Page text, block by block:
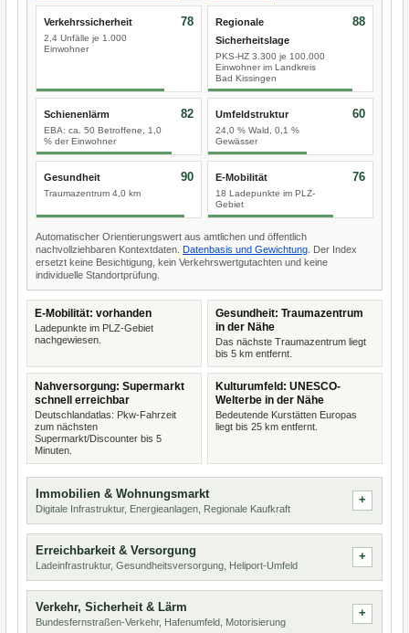
Verkehrssicherheit
2,4 Unfälle je 1.000
Einwohner
78
Regionale
Sicherheitslage
PKS-HZ 3.300 je 100.000
Einwohner im Landkreis
Bad Kissingen
88
Schienenlärm
EBA: ca. 50 Betroffene, 1,0
% der Einwohner
82 Umfeldstruktur
24,0 % Wald, 0,1 %
Gewässer
60
Gesundheit
Traumazentrum 4,0 km
90 E-Mobilität
18 Ladepunkte im PLZ-
Gebiet
76
Automatischer Orientierungswert aus amtlichen und öffentlich
nachvollziehbaren Kontextdaten. Datenbasis und Gewichtung . Der Index
ersetzt keine Besichtigung, kein Verkehrswertgutachten und keine
individuelle Standortprüfung.
E-Mobilität: vorhanden
Ladepunkte im PLZ-Gebiet
nachgewiesen.
Gesundheit: Traumazentrum
in der Nähe
Das nächste Traumazentrum liegt
bis 5 km entfernt.
Nahversorgung: Supermarkt
schnell erreichbar
Deutschlandatlas: Pkw-Fahrzeit
zum nächsten
Supermarkt/Discounter bis 5
Minuten.
Kulturumfeld: UNESCO-
Welterbe in der Nähe
Bedeutende Kurstätten Europas
liegt bis 25 km entfernt.
Immobilien & Wohnungsmarkt
Digitale Infrastruktur, Energieanlagen, Regionale Kaufkraft
Erreichbarkeit & Versorgung
Ladeinfrastruktur, Gesundheitsversorgung, Heliport-Umfeld
Verkehr, Sicherheit & Lärm
Bundesfernstraßen-Verkehr, Hafenumfeld, Motorisierung